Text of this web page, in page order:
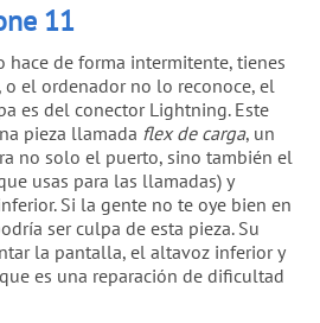
11
hace de forma intermitente, tienes
el ordenador no lo reconoce, el
es del conector Lightning. Este
pieza llamada flex de carga, un
no solo el puerto, sino también el
usas para las llamadas) y
Si la gente no te oye bien en
ser culpa de esta pieza. Su
la pantalla, el altavoz inferior y
es una reparación de dificultad